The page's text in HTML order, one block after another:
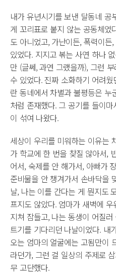
내가 유년시기를 보낸 달동네
게 꼬리표로 붙지 않는 공동체였
도 아니었고, 가난이든, 폭력이
있었다. 지지고 볶는 사연 하나
만 (글쎄, 과연 그랬을까), 그런
수 있었다. 진짜 소화하기 어려
란 동네에서 차별과 불평등은 누
처럼 존재했다. 그 공기를 들이
이 섞여 나왔다.
세상이 우리를 미워하는 이유는
가 학교에 한 번을 찾질 않아서,
어서, 숙제를 안 해가서, 아빠가
준비물을 안 챙겨가서 손바닥을
날, 나는 이를 간다는 게 뭔지도
프지도 않았다. 엄마가 새벽에
지쳐 잠들고, 나는 동생이 어질
트기를 기다리던 나날이었다. 내
오는 엄마의 얼굴에는 고됨만이
라던가, 그런 걸 일상의 주제로
무 고단했다.